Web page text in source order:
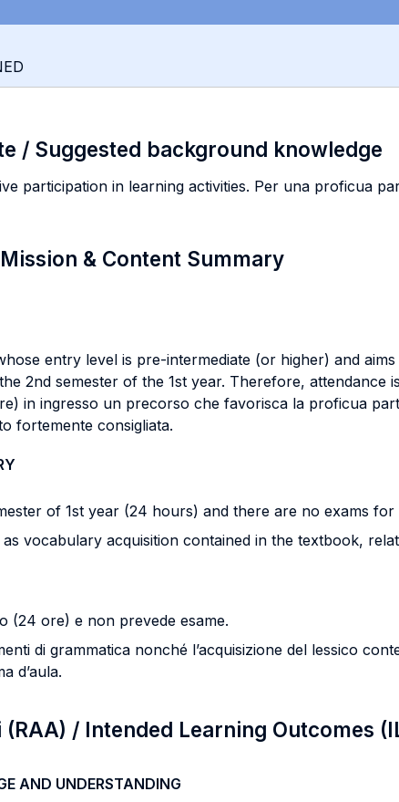
/ Suggested background knowledge
participation in learning activities. Per una proficua
& Content Summary
entry level is pre-intermediate (or higher) and
2nd semester of the 1st year. Therefore, attendance
in ingresso un precorso che favorisca la proficua
fortemente consigliata.
of 1st year (24 hours) and there are no exams for
vocabulary acquisition contained in the textbook,
(24 ore) e non prevede esame.
di grammatica nonché l’acquisizione del lessico
d’aula.
/ Intended Learning Outcomes
AND UNDERSTANDING